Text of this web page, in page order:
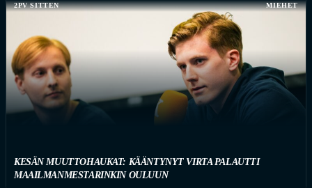
2PV SITTEN MIEHET
KESÄN MUUTTOHAUKAT: KÄÄNTYNYT VIRTA PALAUTTI
MAAILMANMESTARINKIN OULUUN